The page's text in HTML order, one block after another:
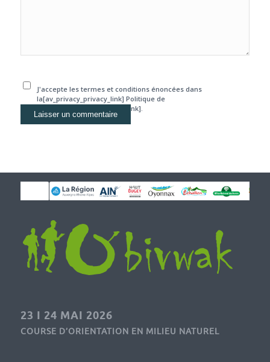
J'accepte les termes et conditions énoncées dans
la[av_privacy_privacy_link] Politique de
confidentialité[/av_privacy_link].
23 I 24 MAI 2026
COURSE D’ORIENTATION EN MILIEU NATUREL